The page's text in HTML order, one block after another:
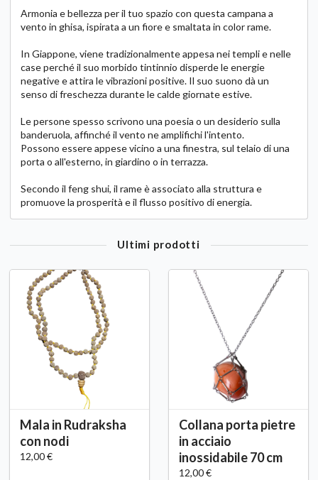
Armonia e bellezza per il tuo spazio con questa campana a
vento in ghisa, ispirata a un fiore e smaltata in color rame.
In Giappone, viene tradizionalmente appesa nei templi e nelle
case perché il suo morbido tintinnio disperde le energie
negative e attira le vibrazioni positive. Il suo suono dà un
senso di freschezza durante le calde giornate estive.
Le persone spesso scrivono una poesia o un desiderio sulla
banderuola, affinché il vento ne amplifichi l'intento.
Possono essere appese vicino a una finestra, sul telaio di una
porta o all'esterno, in giardino o in terrazza.
Secondo il feng shui, il rame è associato alla struttura e
promuove la prosperità e il flusso positivo di energia.
Ultimi prodotti
Mala in Rudraksha
con nodi
12,00 €
Collana porta pietre
in acciaio
inossidabile 70 cm
12,00 €